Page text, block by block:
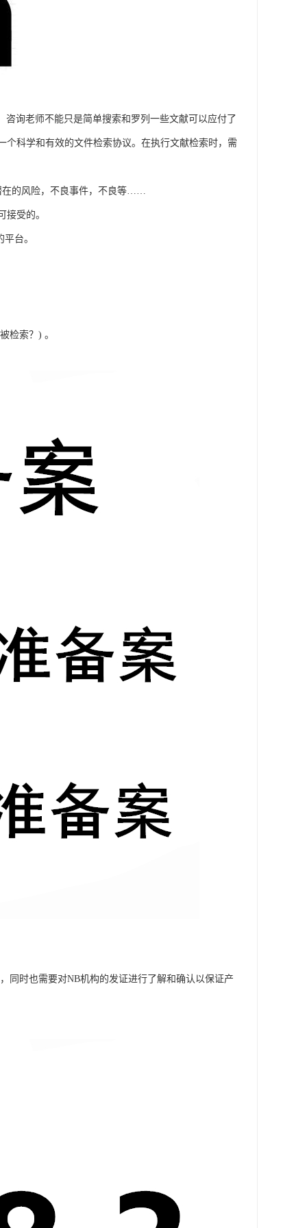
询老师不能只是简单搜索和罗列一些文献可以应付了
科学和有效的文件检索协议。在执行文献检索时，需
在的风险，不良事件，不良等……
受的。
台。
检索？) 。
同时也需要对NB机构的发证进行了解和确认以保证产